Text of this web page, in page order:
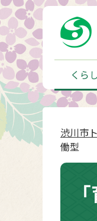
くら
渋川市
働型